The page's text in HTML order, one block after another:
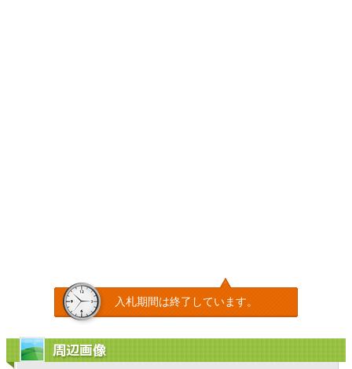
入札期間は終了しています。
周辺画像